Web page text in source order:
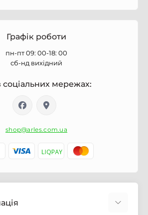
Графік роботи
пн-пт 09: 00-18: 00
сб-нд вихідний
мережах:
shop@arles.com.ua